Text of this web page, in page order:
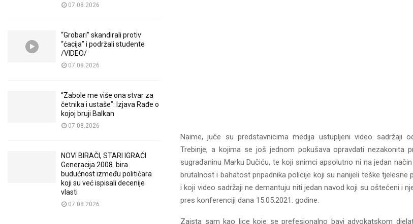
Naime, juče su predstavnicima medija ustupljeni video sadržaji
Trebinje, a kojima se još jednom pokušava opravdati nezakonita
sugrađaninu Marku Dučiću, te koji snimci apsolutno ni na jedan
brutalnost i bahatost pripadnika policije koji su nanijeli teške tjelesne
i koji video sadržaji ne demantuju niti jedan navod koji su oštećeni i
pres konferenciji dana 15.05.2021. godine.
Zaista sam kao lice koje se prefesionalno bavi advokatskom
07.08.2026
“Grobari” skandirali protiv
“ćacija” i podržali studente
/VIDEO/
07.08.2026
“Zabole me više ona stvar za
četnika i ustaše”: Izjava Rađe o
kojoj bruji Balkan
07.08.2026
NOVI BIRAČI, STARI IGRAČI
Generacija 2008. bira
budućnost između političara
koji su već ispisali decenije
vlasti
07.08.2026